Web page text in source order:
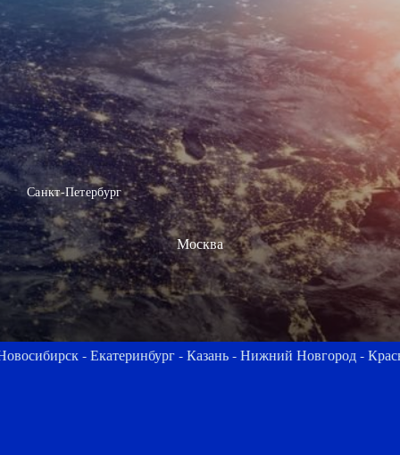
Санкт-Петербург
Москва
- Казань - Нижний Новгород - Красноярск -